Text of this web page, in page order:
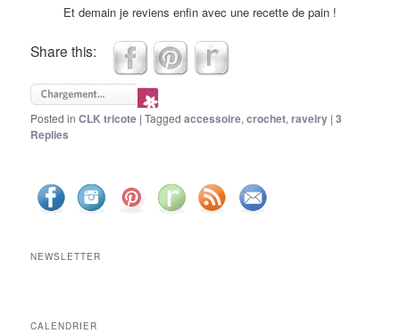
Et demain je reviens enfin avec une recette de pain !
Share this:
Posted in CLK tricote |Tagged accessoire,crochet,ravelry |3
Replies
NEWSLETTER
CALENDRIER